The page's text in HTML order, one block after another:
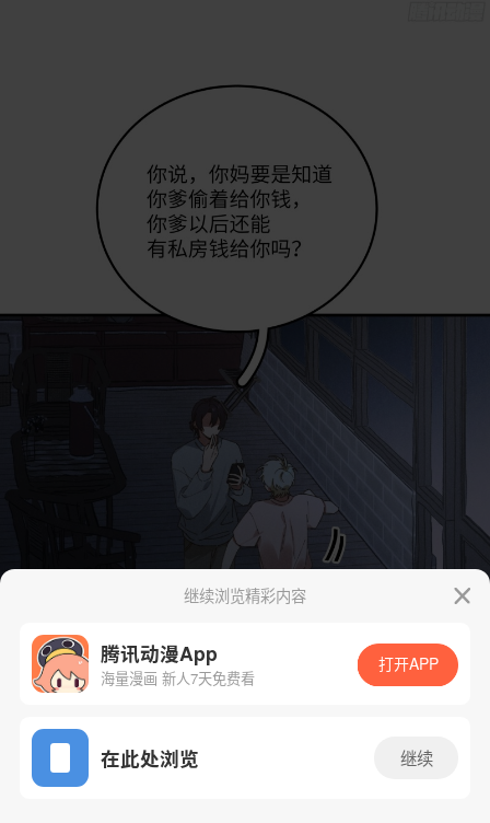
App免费看
继续浏览精彩内容
腾讯动漫App
海量漫画 新人7天免费看
打开APP
在此处浏览 继续